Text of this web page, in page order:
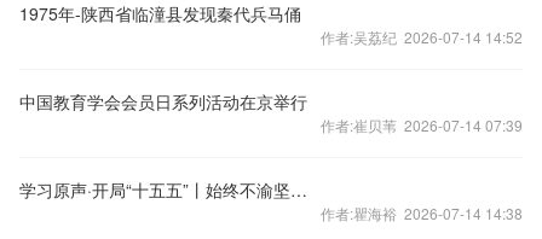
1975年-陕西省临潼县发现秦代兵马俑
作者:吴荔纪 2026-07-14 14:52
中国教育学会会员日系列活动在京举行
作者:崔贝苇 2026-07-14 07:39
学习原声·开局“十五五”丨始终不渝坚持党的领导
作者:瞿海裕 2026-07-14 14:38